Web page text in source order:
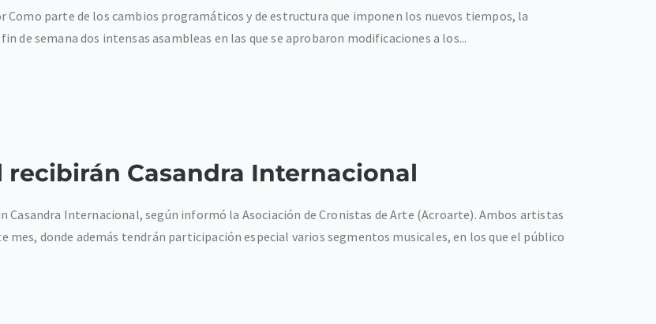
Como parte de los cambios programáticos y de estructura que imponen los nuevos tiempos, la
de semana dos intensas asambleas en las que se aprobaron modificaciones a los...
Casandra Internacional
Casandra Internacional, según informó la Asociación de Cronistas de Arte (Acroarte). Ambos artistas
mes, donde además tendrán participación especial varios segmentos musicales, en los que el público